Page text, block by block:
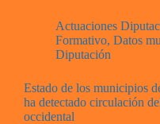
Actuaciones
Formativo, Datos
Diputación
Estado de los municipios
ha detectado circulación
occidental